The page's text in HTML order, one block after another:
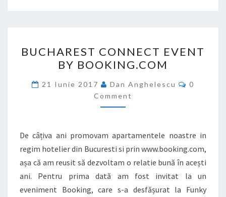
CONNECT
EVENT
BY
BOOKING.COM
BUCHAREST CONNECT EVENT
BY BOOKING.COM
21 Iunie 2017 Dan Anghelescu
0
Comment
De câțiva ani promovam apartamentele noastre in
regim hotelier din Bucuresti si prin www.booking.com,
așa că am reusit să dezvoltam o relatie bună în acești
ani. Pentru prima dată am fost invitat la un
eveniment Booking, care s-a desfășurat la Funky